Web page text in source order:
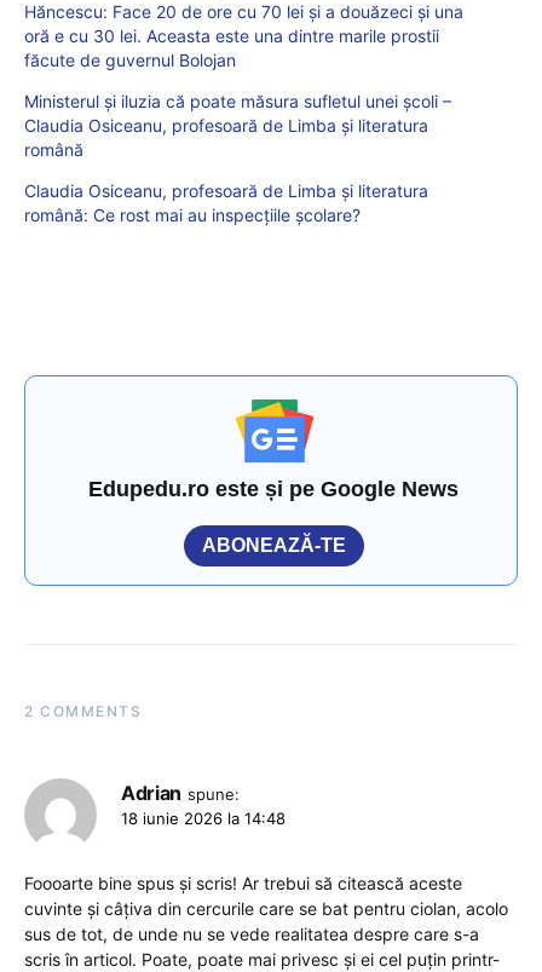
Hăncescu: Face 20 de ore cu 70 lei și a douăzeci și una
oră e cu 30 lei. Aceasta este una dintre marile prostii
făcute de guvernul Bolojan
Ministerul și iluzia că poate măsura sufletul unei școli –
Claudia Osiceanu, profesoară de Limba și literatura
română
Claudia Osiceanu, profesoară de Limba și literatura
română: Ce rost mai au inspecțiile școlare?
Edupedu.ro este și pe Google News
ABONEAZĂ-TE
2 COMMENTS
Adrian spune:
18 iunie 2026 la 14:48
Foooarte bine spus și scris! Ar trebui să citească aceste
cuvinte și câțiva din cercurile care se bat pentru ciolan, acolo
sus de tot, de unde nu se vede realitatea despre care s-a
scris în articol. Poate, poate mai privesc și ei cel puțin printr-